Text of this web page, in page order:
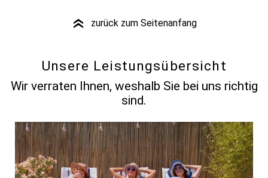
» zurück zum Seitenanfang
Unsere Leistungsübersicht
Wir verraten Ihnen, weshalb Sie bei uns richtig
sind.